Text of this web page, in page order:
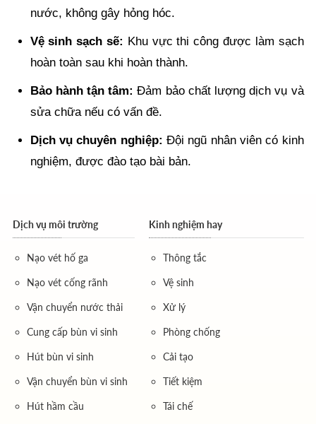
nước, không gây hỏng hóc.
Vệ sinh sạch sẽ: Khu vực thi công được làm sạch
hoàn toàn sau khi hoàn thành.
Bảo hành tận tâm:Đảm bảo chất lượng dịch vụ và
sửa chữa nếu có vấn đề.
Dịch vụ chuyên nghiệp: Đội ngũ nhân viên có kinh
nghiệm, được đào tạo bài bản.
Dịch vụ môi trường
Nạo vét hố ga
Nạo vét cống rãnh
Vận chuyển nước thải
Cung cấp bùn vi sinh
Hút bùn vi sinh
Vận chuyển bùn vi sinh
Hút hầm cầu
Kinh nghiệm hay
Thông tắc
Vệ sinh
Xử lý
Phòng chống
Cải tạo
Tiết kiệm
Tái chế